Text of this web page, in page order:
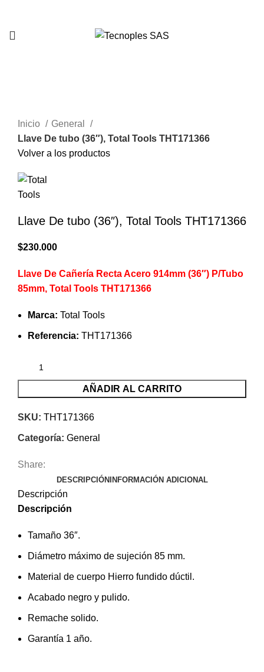
Inicio
General
Llave De tubo (36″), Total Tools THT171366
Volver a los productos
Llave De tubo (36″), Total Tools THT171366
$230.000
Llave De Cañería Recta Acero 914mm (36″) P/Tubo
85mm, Total Tools THT171366
Marca: Total Tools
Referencia: THT171366
AÑADIR AL CARRITO
SKU: THT171366
Categoría: General
Share:
DESCRIPCIÓN INFORMACIÓN ADICIONAL
Descripción
Descripción
Tamaño 36″.
Diámetro máximo de sujeción 85 mm.
Material de cuerpo Hierro fundido dúctil.
Acabado negro y pulido.
Remache solido.
Garantía 1 año.